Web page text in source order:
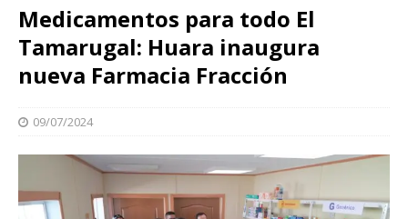
Medicamentos para todo El
Tamarugal: Huara inaugura
nueva Farmacia Fracción
09/07/2024